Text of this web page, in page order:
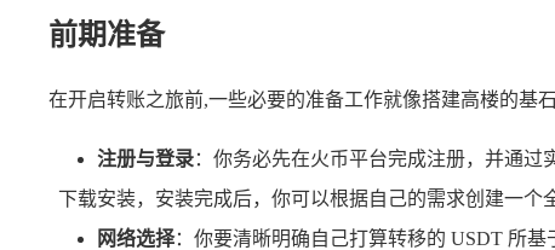
前期准备
在开启转账之旅前,一些必要的准备工作就像搭建高楼的基石
注册与登录：你务必先在火币平台完成注册，并通
下载安装，安装完成后，你可以根据自己的需求创建一个
网络选择：你要清晰明确自己打算转移的 USDT 所基